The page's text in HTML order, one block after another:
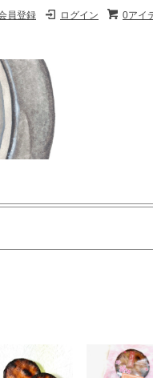
0アイ
ログイン
員登録